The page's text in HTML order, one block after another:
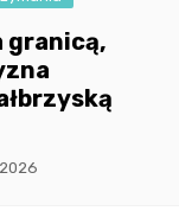
granicą,